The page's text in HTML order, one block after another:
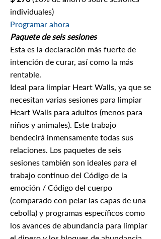
individuales)
Programar ahora
Paquete de seis sesiones
Esta es la declaración más fuerte de
intención de curar, así como la más
rentable.
Ideal para limpiar Heart Walls, ya que se
necesitan varias sesiones para limpiar
Heart Walls para adultos (menos para
niños y animales). Este trabajo
bendecirá inmensamente todas sus
relaciones. Los paquetes de seis
sesiones también son ideales para el
trabajo continuo del Código de la
emoción / Código del cuerpo
(comparado con pelar las capas de una
cebolla) y programas específicos como
los avances de abundancia para limpiar